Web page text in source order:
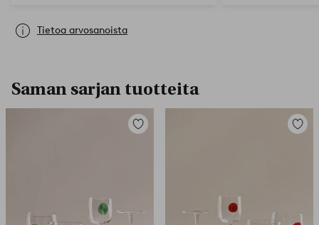
Tietoa arvosanoista
Saman sarjan tuotteita
Lisää
Lisää